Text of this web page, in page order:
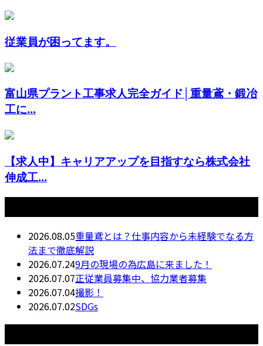
従業員が困ってます。
富山県プラント工事求人完全ガイド│重量鳶・鍛冶
工に...
【求人中】キャリアアップを目指すなら株式会社
伸成工...
2026.08.05重量鳶とは？仕事内容から未経験でなる方
法まで徹底解説
2026.07.249月の現場の為広島に来ました！
2026.07.07正従業員募集中、協力業者募集
2026.07.04撮影！
2026.07.02SDGs